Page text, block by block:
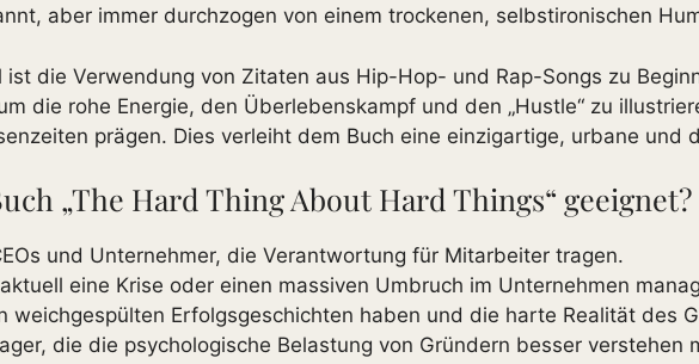
aber immer durchzogen von einem trockenen, selbstironischen
ist die Verwendung von Zitaten aus Hip-Hop- und Rap-Songs zu
die rohe Energie, den Überlebenskampf und den „Hustle“ zu
prägen. Dies verleiht dem Buch eine einzigartige, urbane und
„The Hard Thing About Hard Things“ geeignet?
und Unternehmer, die Verantwortung für Mitarbeiter tragen.
eine Krise oder einen massiven Umbruch im Unternehmen
weichgespülten Erfolgsgeschichten haben und die harte Realität des
die die psychologische Belastung von Gründern besser verstehen